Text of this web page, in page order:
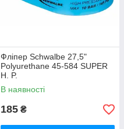
Фліпер Schwalbe 27,5"
Polyurethane 45-584 SUPER
H. P.
В наявності
185 ₴